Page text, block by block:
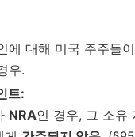
에 대해 미국 주주들
우.
트:
NRA인 경우, 그 소유